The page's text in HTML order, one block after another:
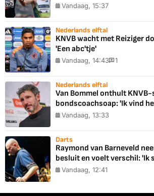
Vandaag, 15:37
Nederlands elftal
KNVB wacht met Reiziger
'Een abc'tje'
Vandaag, 14:43 1
Nederlands elftal
Van Bommel onthult
bondscoachsoap: 'Ik vind
Vandaag, 13:33
Darts
Raymond van Barneveld
besluit en voelt verschil: 'Ik
Vandaag, 12:41